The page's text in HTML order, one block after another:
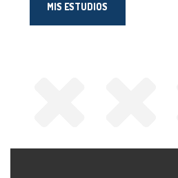
MIS ESTUDIOS